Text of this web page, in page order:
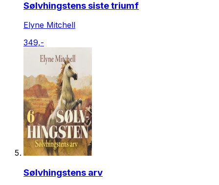
Sølvhingstens siste triumf
Elyne Mitchell
349,-
Sølvhingstens arv